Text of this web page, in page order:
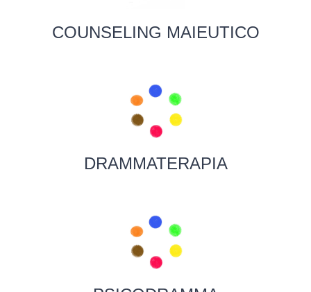
COUNSELING MAIEUTICO
DRAMMATERAPIA